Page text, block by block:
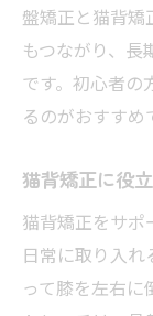
盤矯正と猫背矯
もつながり、
です。初心者の
るのがおすすめ
猫背矯正に役
猫背矯正をサポ
日常に取り入
って膝を左右